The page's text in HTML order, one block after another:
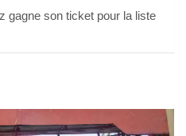
gagne son ticket pour la liste